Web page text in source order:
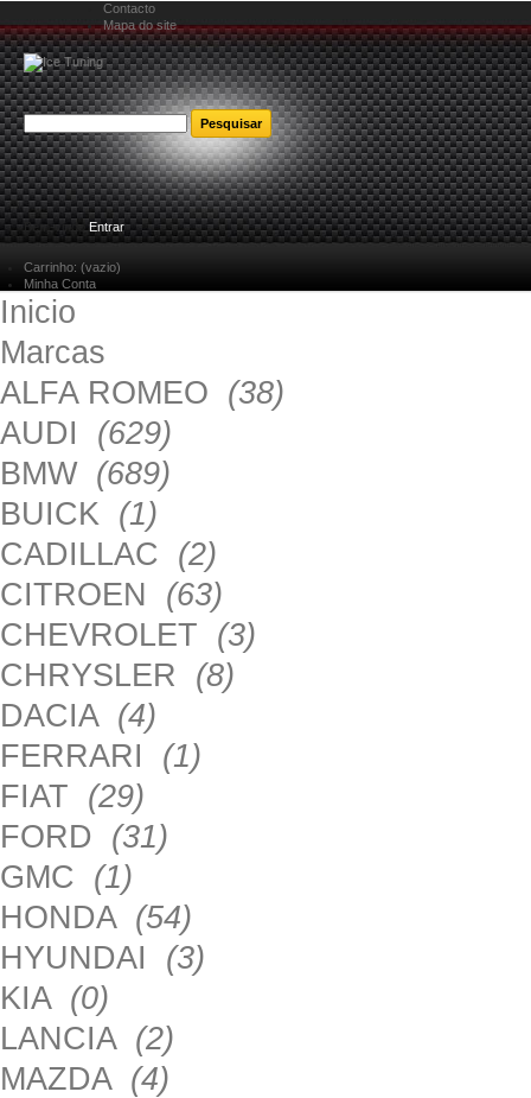
Contacto
Mapa do site
Bem-vindoEntrar
Carrinho: (vazio)
Minha Conta
Inicio
Marcas
ALFA ROMEO (38)
AUDI (629)
BMW (689)
BUICK (1)
CADILLAC (2)
CITROEN (63)
CHEVROLET (3)
CHRYSLER (8)
DACIA (4)
FERRARI (1)
FIAT (29)
FORD (31)
GMC (1)
HONDA (54)
HYUNDAI (3)
KIA (0)
LANCIA (2)
MAZDA (4)